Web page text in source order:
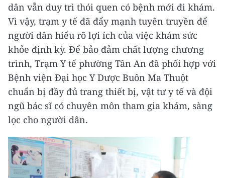
dân vẫn duy trì thói quen có bệnh mới đi khám.
Vì vậy, trạm y tế đã đẩy mạnh tuyên truyền để
người dân hiểu rõ lợi ích của việc khám sức
khỏe định kỳ. Để bảo đảm chất lượng chương
trình, Trạm Y tế phường Tân An đã phối hợp với
Bệnh viện Đại học Y Dược Buôn Ma Thuột
chuẩn bị đầy đủ trang thiết bị, vật tư y tế và đội
ngũ bác sĩ có chuyên môn tham gia khám, sàng
lọc cho người dân.